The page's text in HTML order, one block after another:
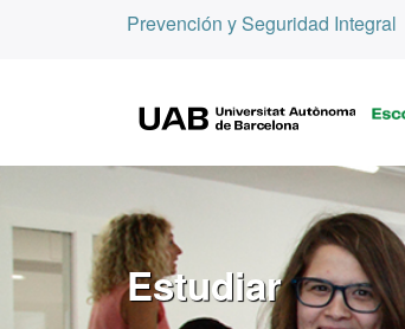
Prevención y Seguridad Integral
Estudiar